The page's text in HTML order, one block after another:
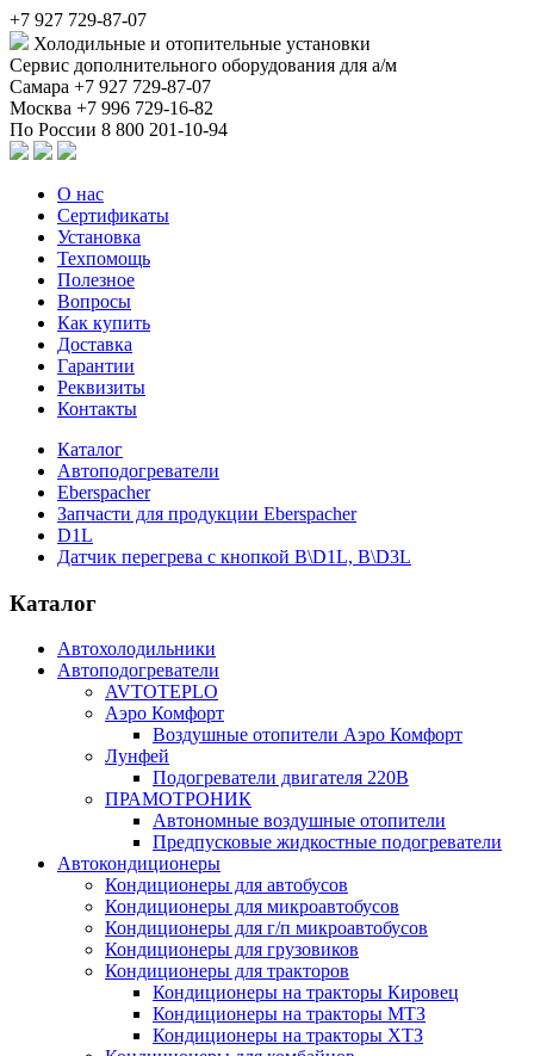
+7 927 729-87-07
Холодильные и отопительные установки
Сервис дополнительного оборудования для а/м
Самара +7 927 729-87-07
Москва +7 996 729-16-82
По России 8 800 201-10-94
О нас
Сертификаты
Установка
Техпомощь
Полезное
Вопросы
Как купить
Доставка
Гарантии
Реквизиты
Контакты
Каталог
Автоподогреватели
Eberspacher
Запчасти для продукции Eberspacher
D1L
Датчик перегрева с кнопкой B\D1L, B\D3L
Каталог
Автохолодильники
Автоподогреватели
AVTOTEPLO
Аэро Комфорт
Воздушные отопители Аэро Комфорт
Лунфей
Подогреватели двигателя 220В
ПРАМОТРОНИК
Автономные воздушные отопители
Предпусковые жидкостные подогреватели
Автокондиционеры
Кондиционеры для автобусов
Кондиционеры для микроавтобусов
Кондиционеры для г/п микроавтобусов
Кондиционеры для грузовиков
Кондиционеры для тракторов
Кондиционеры на тракторы Кировец
Кондиционеры на тракторы МТЗ
Кондиционеры на тракторы ХТЗ